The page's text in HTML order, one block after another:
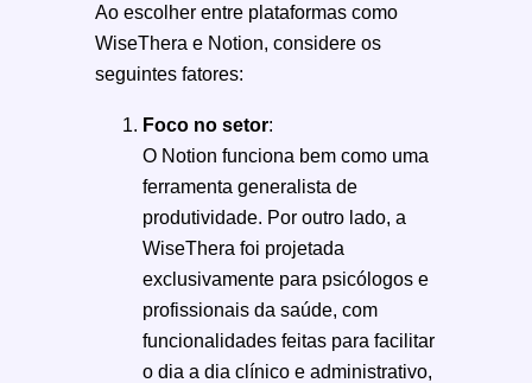
Ao escolher entre plataformas como
WiseThera e Notion, considere os
seguintes fatores:
Foco no setor:
O Notion funciona bem como uma
ferramenta generalista de
produtividade. Por outro lado, a
WiseThera foi projetada
exclusivamente para psicólogos e
profissionais da saúde, com
funcionalidades feitas para facilitar
o dia a dia clínico e administrativo,